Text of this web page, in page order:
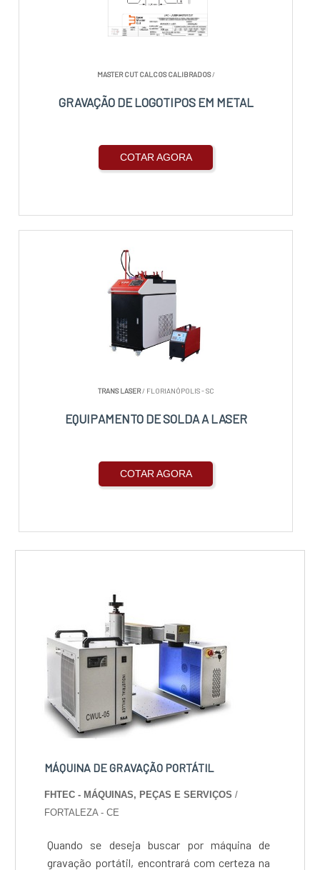
MASTER CUT CALCOS CALIBRADOS/
GRAVAÇÃO DE LOGOTIPOS EM METAL
COTAR AGORA
TRANS LASER/ FLORIANÓPOLIS - SC
EQUIPAMENTO DE SOLDA A LASER
COTAR AGORA
MÁQUINA DE GRAVAÇÃO PORTÁTIL
FHTEC - MÁQUINAS, PEÇAS E SERVIÇOS/
FORTALEZA - CE
Quando se deseja buscar por máquina de
gravação portátil, encontrará com certeza na